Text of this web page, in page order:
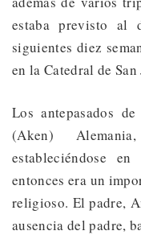
estaba previsto al
siguientes diez
en la Catedral de
Los antepasados
(Aken)
estableciéndose
entonces era un
religioso. El padre,
ausencia del padre,